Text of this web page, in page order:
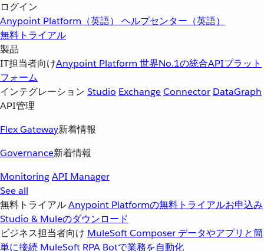
ログイン
Anypoint Platform（英語） ヘルプセンター（英語）
無料トライアル
製品
IT担当者向けAnypoint Platform 世界No.1の統合APIプラット
フォーム
インテグレーション Studio ExchangeConnector DataGraph
API管理
Flex Gateway新着情報
Governance新着情報
MonitoringAPI Manager
See all
無料トライアルAnypoint Platformの無料トライアルお申込み
Studio & Muleのダウンロード
ビジネス担当者向け MuleSoft Composer データやアプリと簡
単に接続 MuleSoft RPA Botで業務を自動化